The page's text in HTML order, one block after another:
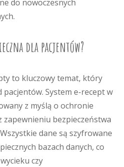
do nowoczesnych
dla pacjentów?
to kluczowy temat, który
System e-recept w
z myślą o ochronie
zapewnieniu bezpieczeństwa
dane są szyfrowane
bazach danych, co
czy